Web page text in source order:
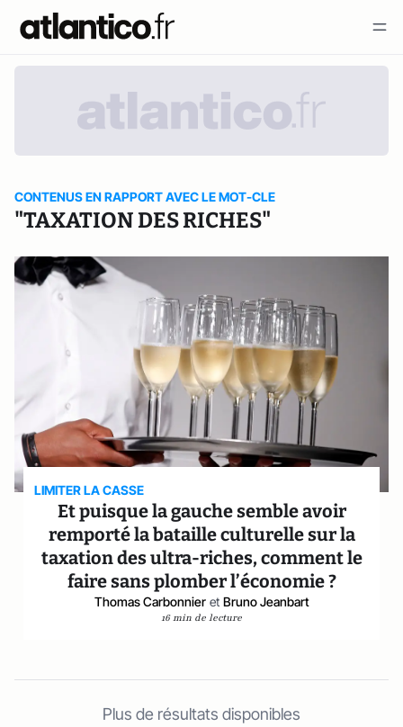
CONTENUS EN RAPPORT AVEC LE MOT-CLE
"TAXATION DES RICHES"
LIMITER LA CASSE
Et puisque la gauche semble avoir
remporté la bataille culturelle sur la
taxation des ultra-riches, comment le
faire sans plomber l’économie ?
Thomas Carbonnier et Bruno Jeanbart
16 min de lecture
Plus de résultats disponibles